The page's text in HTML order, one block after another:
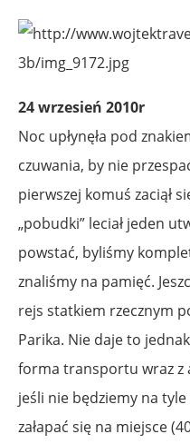
24 wrzesień 2010r
Noc upłynęła pod
czuwania, by nie
pierwszej komuś zaciął
„pobudki” leciał jeden
powstać, byliśmy
znaliśmy na pamięć.
rejs statkiem rzecznym
Parika. Nie daje to
forma transportu wraz z
jeśli nie będziemy na
załapać się na miejsce